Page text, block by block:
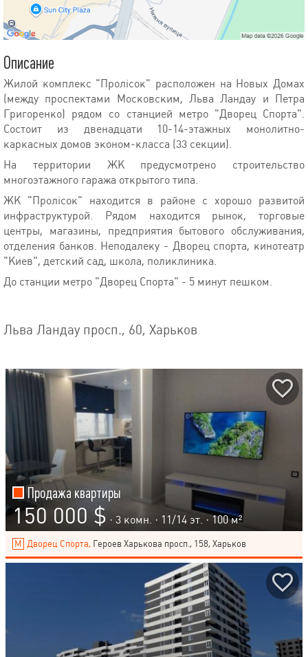
Описание
Жилой комплекс "Пролісок" расположен на Новых Домах
(между проспектами Московским, Льва Ландау и Петра
Григоренко) рядом со станцией метро "Дворец Спорта".
Состоит из двенадцати 10-14-этажных монолитно-
каркасных домов эконом-класса (33 секции).
На территории ЖК предусмотрено строительство
многоэтажного гаража открытого типа.
ЖК "Пролісок" находится в районе с хорошо развитой
инфраструктурой. Рядом находится рынок, торговые
центры, магазины, предприятия бытового обслуживания,
отделения банков. Неподалеку - Дворец спорта, кинотеатр
"Киев", детский сад, школа, поликлиника.
До станции метро "Дворец Спорта" - 5 минут пешком.
Льва Ландау просп., 60, Харьков
Продажа квартиры
150 000 $ · 3 комн. · 11/14 эт. · 100 м²
Дворец Спорта, Героев Харькова просп., 158, Харьков